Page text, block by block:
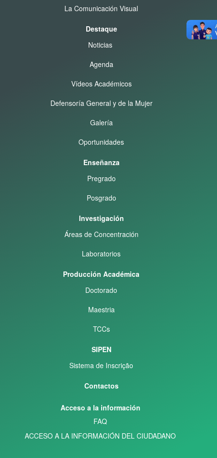
La Comunicación Visual
Destaque
Noticias
Agenda
Vídeos Académicos
Defensoría General y de la Mujer
Galería
Oportunidades
Enseñanza
Pregrado
Posgrado
Investigación
Áreas de Concentración
Laboratorios
Producción Académica
Doctorado
Maestria
TCCs
SIPEN
Sistema de Inscrição
Contactos
Acceso a la información
FAQ
ACCESO A LA INFORMACIÓN DEL CIUDADANO